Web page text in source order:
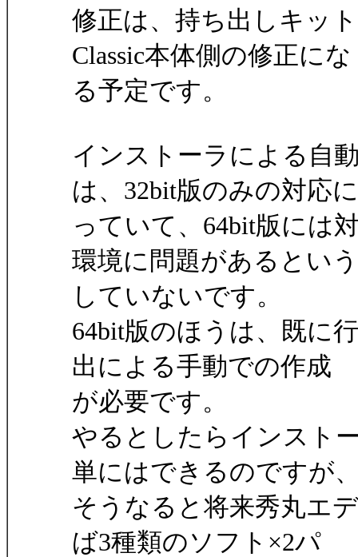
修正は、持ち出しキッ
Classic本体側の修正にな
る予定です。
インストーラによる自
は、32bit版のみの対応
っていて、64bit版には
環境に問題があるとい
していないです。
64bit版のほうは、既に
出による手動での作成
が必要です。
やるとしたらインスト
単にはできるのですが
そうなると将来秀丸エ
ば3種類のソフト×2パ